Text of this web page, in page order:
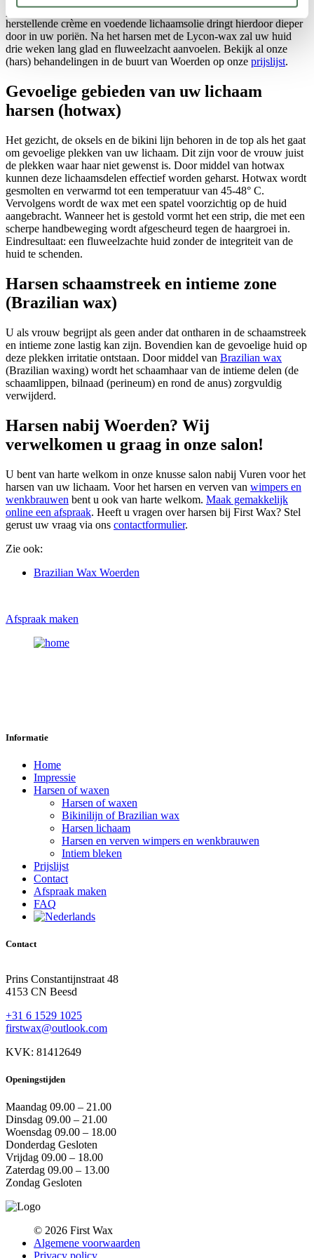
processen in de cellen van de opperhuid worden gestimuleerd. De
herstellende crème en voedende lichaamsolie dringt hierdoor dieper
door in uw poriën. Na het harsen met de Lycon-wax zal uw huid
drie weken lang glad en fluweelzacht aanvoelen. Bekijk al onze
(hars) behandelingen in de buurt van Woerden op onze prijslijst.
Gevoelige gebieden van uw lichaam
harsen (hotwax)
Het gezicht, de oksels en de bikini lijn behoren in de top als het gaat
om gevoelige plekken van uw lichaam. Dit zijn voor de vrouw juist
de plekken waar haar niet gewenst is. Door middel van hotwax
kunnen deze lichaamsdelen effectief worden geharst. Hotwax wordt
gesmolten en verwarmd tot een temperatuur van 45-48° C.
Vervolgens wordt de wax met een spatel voorzichtig op de huid
aangebracht. Wanneer het is gestold vormt het een strip, die met een
scherpe handbeweging wordt afgescheurd tegen de haargroei in.
Eindresultaat: een fluweelzachte huid zonder de integriteit van de
huid te schenden.
Harsen schaamstreek en intieme zone
(Brazilian wax)
U als vrouw begrijpt als geen ander dat ontharen in de schaamstreek
en intieme zone lastig kan zijn. Bovendien kan de gevoelige huid op
deze plekken irritatie ontstaan. Door middel van Brazilian wax
(Brazilian waxing) wordt het schaamhaar van de intieme delen (de
schaamlippen, bilnaad (perineum) en rond de anus) zorgvuldig
verwijderd.
Harsen nabij Woerden? Wij
verwelkomen u graag in onze salon!
U bent van harte welkom in onze knusse salon nabij Vuren voor het
harsen van uw lichaam. Voor het harsen en verven van wimpers en
wenkbrauwen bent u ook van harte welkom. Maak gemakkelijk
online een afspraak. Heeft u vragen over harsen bij First Wax? Stel
gerust uw vraag via ons contactformulier.
Zie ook:
Brazilian Wax Woerden
Afspraak maken
Informatie
Home
Impressie
Harsen of waxen
Harsen of waxen
Bikinilijn of Brazilian wax
Harsen lichaam
Harsen en verven wimpers en wenkbrauwen
Intiem bleken
Prijslijst
Contact
Afspraak maken
FAQ
Contact
Prins Constantijnstraat 48
4153 CN Beesd
+31 6 1529 1025
firstwax@outlook.com
KVK: 81412649
Openingstijden
Maandag 09.00 – 21.00
Dinsdag 09.00 – 21.00
Woensdag 09.00 – 18.00
Donderdag Gesloten
Vrijdag 09.00 – 18.00
Zaterdag 09.00 – 13.00
Zondag Gesloten
© 2026 First Wax
Algemene voorwaarden
Privacy policy